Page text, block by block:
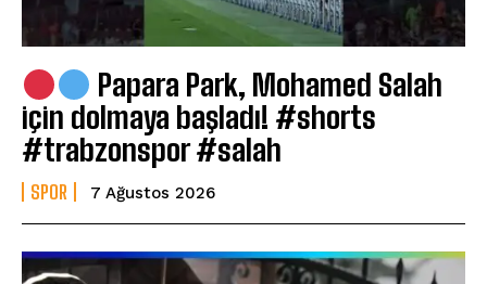
Papara Park, Mohamed Salah
için dolmaya başladı! #shorts
#trabzonspor #salah
SPOR 7 Ağustos 2026